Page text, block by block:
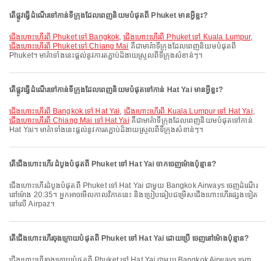
តើផ្លូវធ្វើដំណើរទៅកាន់ទីក្រុងដែលពេញនិយមបំផុតពី Phuket មានអ្វីខ្លះ?
ជើងហោះហើរពី Phuket ទៅ Bangkok, ជើងហោះហើរពី Phuket ទៅ Kuala Lumpur,
ជើងហោះហើរពី Phuket ទៅ Chiang Mai គឺជាមាគ៌ាទីក្រុងដែលពេញនិយមបំផុតពី
Phuket។ មាគ៌ាទាំងនេះផ្តល់នូវការតភ្ជាប់ដ៏ងាយស្រួលពីទីក្រុងសំខាន់ៗ។
តើផ្លូវធ្វើដំណើរទៅកាន់ទីក្រុងដែលពេញនិយមបំផុតទៅកាន់ Hat Yai មានអ្វីខ្លះ?
ជើងហោះហើរពី Bangkok ទៅ Hat Yai, ជើងហោះហើរពី Kuala Lumpur ទៅ Hat Yai,
ជើងហោះហើរពី Chiang Mai ទៅ Hat Yai គឺជាមាគ៌ាទីក្រុងដែលពេញនិយមបំផុតទៅកាន់
Hat Yai។ មាគ៌ាទាំងនេះផ្តល់នូវការតភ្ជាប់ដ៏ងាយស្រួលពីទីក្រុងសំខាន់ៗ។
តើជើងហោះហើរ ដំបូងបំផុតពី Phuket ទៅ Hat Yai ចាកចេញម៉ោងប៉ុន្មាន?
ជើងហោះហើរដំបូងបំផុតពី Phuket ទៅ Hat Yai ជាមួយ Bangkok Airways ចេញដំណើរ
នៅម៉ោង 20:35។ អ្នកអាចមើលកាលវិភាគនេះ និងប្រៀបធៀបជម្រើសជើងហោះហើរផ្សេងទៀត
នៅលើ Airpaz។
តើជើងហោះហើរចុងក្រោយបំផុតពី Phuket ទៅ Hat Yai ដោយប្រើ ចេញនៅម៉ោងប៉ុន្មាន?